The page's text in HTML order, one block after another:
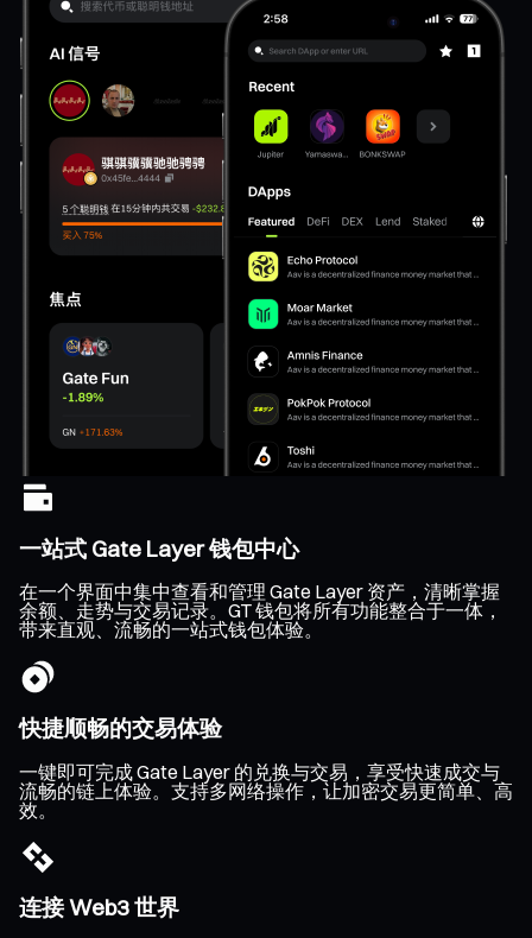
一站式 Gate Layer 钱包中心
在一个界面中集中查看和管理 Gate Layer 资产，清晰掌握
余额、走势与交易记录。GT 钱包将所有功能整合于一体，
带来直观、流畅的一站式钱包体验。
快捷顺畅的交易体验
一键即可完成 Gate Layer 的兑换与交易，享受快速成交与
流畅的链上体验。支持多网络操作，让加密交易更简单、高
效。
连接 Web3 世界